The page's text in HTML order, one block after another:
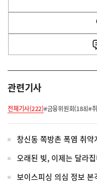
음
관련기사
전체기사(222)#금융위원회(188)#
창신동 쪽방촌 폭염 취약
오래된 빚, 이제는 달라
보이스피싱 의심 정보